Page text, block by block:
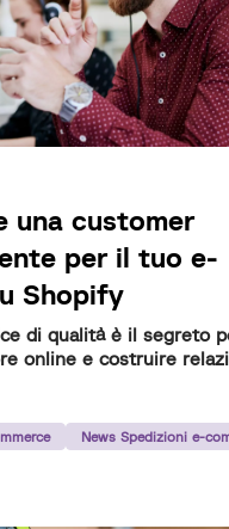
una customer
per il tuo e-
Shopify
di qualità è il segreto
online e costruire
News Spedizioni e-